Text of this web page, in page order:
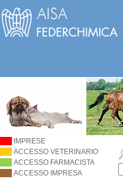
IMPRESE
ACCESSO VETERINARIO
ACCESSO FARMACISTA
ACCESSO IMPRESA